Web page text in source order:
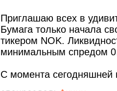
Приглашаю всех в
Бумага только начала
тикером NOK.
минимальным спредом
С момента сегодняшней